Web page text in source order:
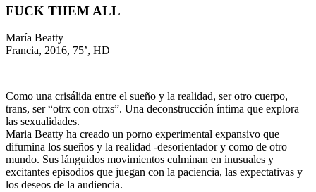
FUCK THEM ALL
María Beatty
Francia, 2016, 75’, HD
Como una crisálida entre el sueño y la realidad, ser otro cuerpo,
trans, ser “otrx con otrxs”. Una deconstrucción íntima que explora
las sexualidades.
Maria Beatty ha creado un porno experimental expansivo que
difumina los sueños y la realidad -desorientador y como de otro
mundo. Sus lánguidos movimientos culminan en inusuales y
excitantes episodios que juegan con la paciencia, las expectativas y
los deseos de la audiencia.